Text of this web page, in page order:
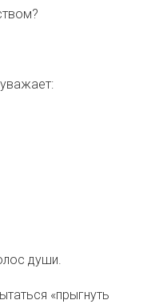
⠀
души.
«прыгнуть